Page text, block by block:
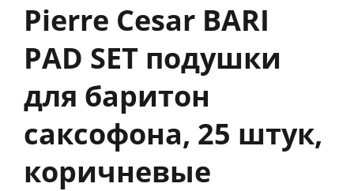
Pierre Cesar BARI
PAD SET подушки
для баритон
саксофона, 25 штук,
коричневые